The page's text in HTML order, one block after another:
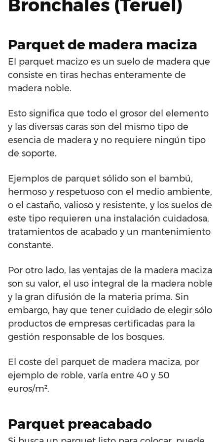
Bronchales (Teruel)
Parquet de madera maciza
El parquet macizo es un suelo de madera que
consiste en tiras hechas enteramente de
madera noble.
Esto significa que todo el grosor del elemento
y las diversas caras son del mismo tipo de
esencia de madera y no requiere ningún tipo
de soporte.
Ejemplos de parquet sólido son el bambú,
hermoso y respetuoso con el medio ambiente,
o el castaño, valioso y resistente, y los suelos de
este tipo requieren una instalación cuidadosa,
tratamientos de acabado y un mantenimiento
constante.
Por otro lado, las ventajas de la madera maciza
son su valor, el uso integral de la madera noble
y la gran difusión de la materia prima. Sin
embargo, hay que tener cuidado de elegir sólo
productos de empresas certificadas para la
gestión responsable de los bosques.
El coste del parquet de madera maciza, por
ejemplo de roble, varía entre 40 y 50
euros/m².
Parquet preacabado